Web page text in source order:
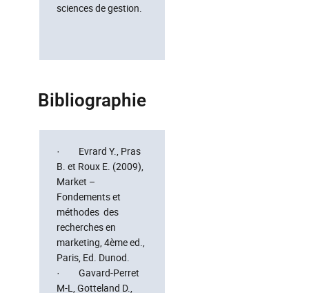
sciences de gestion.
Bibliographie
· Evrard Y., Pras
B. et Roux E. (2009),
Market –
Fondements et
méthodes des
recherches en
marketing, 4ème ed.,
Paris, Ed. Dunod.
· Gavard-Perret
M-L, Gotteland D.,